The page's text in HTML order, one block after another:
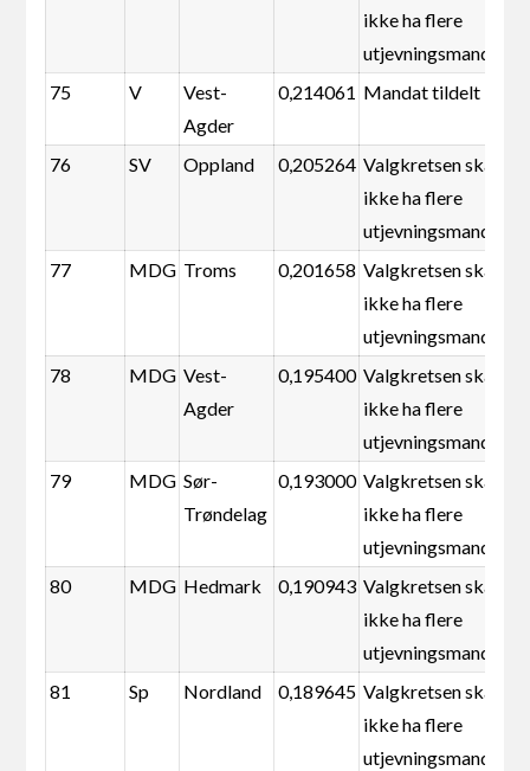
ikke ha flere
utjevningsmandater
75
V
Vest-
Agder
0,214061 Mandat tildelt
76 SV Oppland 0,205264 Valgkretsen skal
ikke ha flere
utjevningsmandater
77
MDG Troms 0,201658 Valgkretsen skal
ikke ha flere
utjevningsmandater
78
MDG Vest-
Agder
0,195400 Valgkretsen skal
ikke ha flere
utjevningsmandater
79
MDG Sør-
Trøndelag
0,193000 Valgkretsen skal
ikke ha flere
utjevningsmandater
80
MDG Hedmark 0,190943 Valgkretsen skal
ikke ha flere
utjevningsmandater
81
Sp Nordland 0,189645 Valgkretsen skal
ikke ha flere
utjevningsmandater